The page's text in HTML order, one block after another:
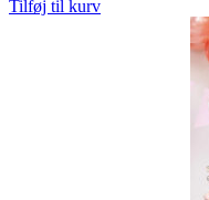
Tilføj til kurv